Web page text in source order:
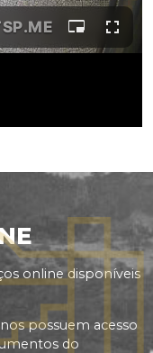
online disponíveis
possuem acesso
do